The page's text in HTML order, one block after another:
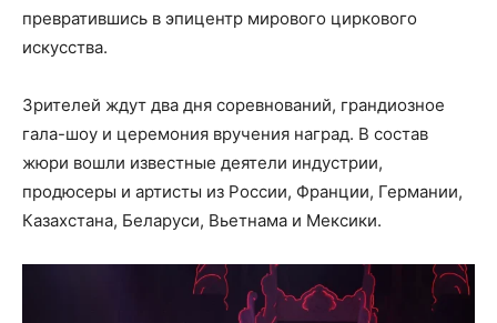
превратившись в эпицентр мирового циркового
искусства.
Зрителей ждут два дня соревнований, грандиозное
гала-шоу и церемония вручения наград. В состав
жюри вошли известные деятели индустрии,
продюсеры и артисты из России, Франции, Германии,
Казахстана, Беларуси, Вьетнама и Мексики.